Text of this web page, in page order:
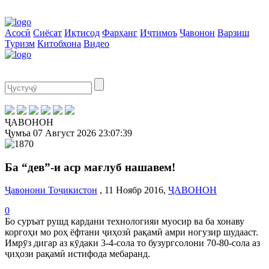
Асосӣ Сиёсат Иқтисод Фарҳанг Иҷтимоъ Ҷавонон Варзиш
Туризм Китобхона Видео
ҶАВОНОН
Ҷумъа 07 Август 2026 23:07:39
Ба “дев”-и аср мағлуб нашавем!
Ҷавонони Тоҷикистон , 11 Ноябр 2016, ҶАВОНОН
0
Бо суръат рушд кардани технологияи муосир ва ба хонаву
коргоҳи мо роҳ ёфтани ҷиҳозӣ рақамӣ амри ногузир шудааст.
Имрӯз дигар аз кӯдаки 3-4-сола то бузургсолони 70-80-сола аз
ҷиҳози рақамӣ истифода мебаранд.